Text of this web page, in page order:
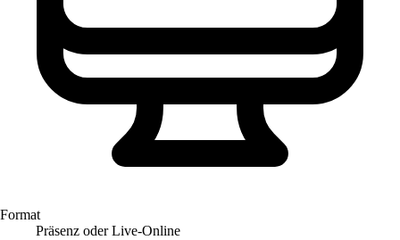
Format
Präsenz oder Live-Online